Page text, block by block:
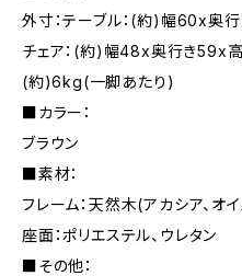
外寸：テーブル：(約)幅60x
チェア：(約)幅48x奥行き59x
(約)6kg(一脚あたり)
■カラー：
ブラウン
■素材：
フレーム：天然木(アカシア、オ
座面：ポリエステル、ウレタン
■その他：